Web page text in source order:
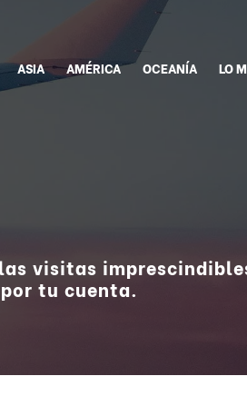
ASIA AMÉRICA OCEANÍA LO
visitas
tu cuenta.